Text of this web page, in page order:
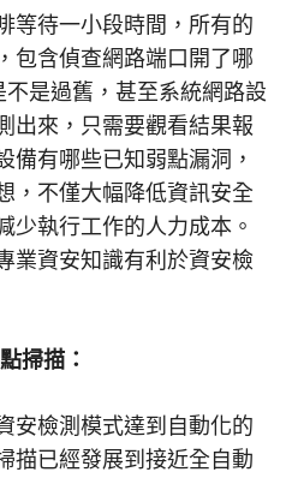
等待一小段時間，所有的
包含偵查網路端口開了哪
是過舊，甚至系統網路設
出來，只需要觀看結果報
備有哪些已知弱點漏洞，
，不僅大幅降低資訊安全
少執行工作的人力成本。
業資安知識有利於資安檢
掃描：
安檢測模式達到自動化的
描已經發展到接近全自動